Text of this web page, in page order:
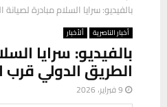
بالفيديو: سرايا السلام مبادرة
أخبار الناصرية ألأخبار
بالفيديو: سرايا
الطريق الدولي قرب
9 فبراير، 2026